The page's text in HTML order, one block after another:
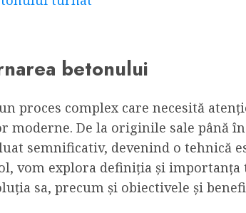
betonului
proces complex care necesită
moderne. De la originile sale până
semnificativ, devenind o tehnică
vom explora definiția și
sa, precum și obiectivele și